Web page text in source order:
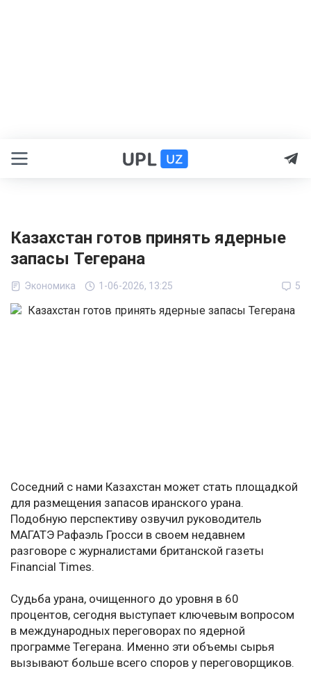
Казахстан готов принять ядерные
запасы Тегерана
Экономика 1-06-2026, 13:25 5
Соседний с нами Казахстан может стать площадкой
для размещения запасов иранского урана.
Подобную перспективу озвучил руководитель
МАГАТЭ Рафаэль Гросси в своем недавнем
разговоре с журналистами британской газеты
Financial Times.
Судьба урана, очищенного до уровня в 60
процентов, сегодня выступает ключевым вопросом
в международных переговорах по ядерной
программе Тегерана. Именно эти объемы сырья
вызывают больше всего споров у переговорщиков.